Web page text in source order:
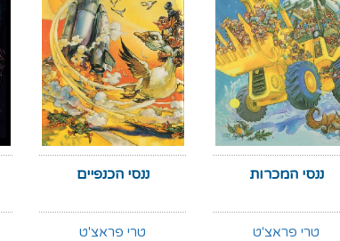
ננסי המכרות
טרי פראצ'ט
ננסי הכנפיים
טרי פראצ'ט